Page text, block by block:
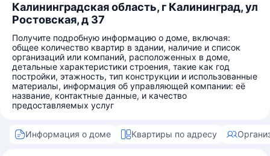
Калининградская область, г Калининград, ул
Ростовская, д 37
Получите подробную информацию о доме, включая:
общее количество квартир в здании, наличие и список
организаций или компаний, расположенных в доме,
детальные характеристики строения, такие как год
постройки, этажность, тип конструкции и использованные
материалы, информация об управляющей компании: её
название, контактные данные, и качество
предоставляемых услуг
Информация о доме Квартиры по адресу